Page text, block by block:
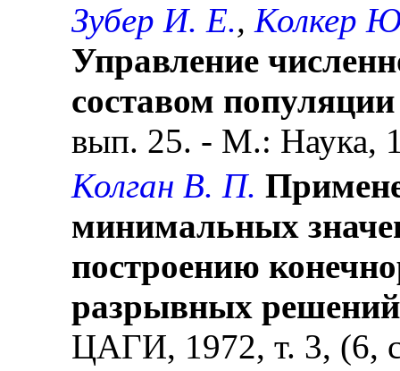
Зубер И. Е., Колкер
Управление
составом популяции
вып. 25. - М.: Наука,
Колган В. П.
минимальных
построению
разрывных
ЦАГИ, 1972, т. 3, (6,